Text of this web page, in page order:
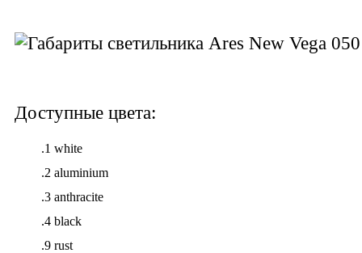
Доступные цвета:
.1 white
.2 aluminium
.3 anthracite
.4 black
.9 rust